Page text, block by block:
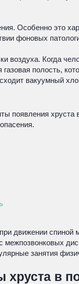
Особенно это
фоновых
воздуха. Когда
полость,
вакуумный
появления хруста
движении
межпозвонковых
занятия
хруста в